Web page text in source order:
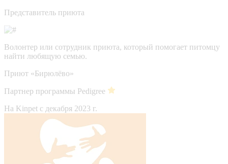
Представитель приюта
Волонтер или сотрудник приюта, который помогает питомцу
найти любящую семью.
Приют «Бирюлёво»
Партнер программы Pedigree
На Kinpet c декабря 2023 г.